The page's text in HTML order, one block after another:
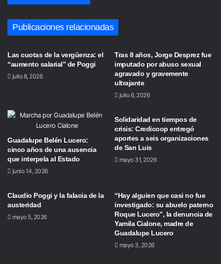
Publicaciones relacionadas
Las cuotas de la vergüenza: el
“aumento salarial” de Poggi
julio 8, 2026
Tras 8 años, Jorge Desprez fue
imputado por abuso sexual
agravado y gravemente
ultrajante
julio 6, 2026
Guadalupe Belén Lucero:
cinco años de una ausencia
que interpela al Estado
junio 14, 2026
Solidaridad en tiempos de
crisis: Credicoop entregó
aportes a seis organizaciones
de San Luis
mayo 31, 2026
Claudio Poggi y la falacia de la
austeridad
mayo 5, 2026
“Hay alguien que casi no fue
investigado: su abuelo paterno
Roque Lucero”, la denuncia de
Yamila Cialone, madre de
Guadalupe Lucero
mayo 3, 2026